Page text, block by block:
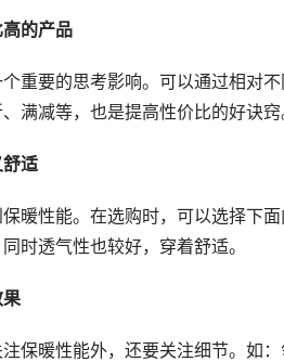
的产品
重要的思考影响。可以通过相对
满减等，也是提高性价比的好诀窍
适
暖性能。在选购时，可以选择下
时透气性也较好，穿着舒适。
保暖性能外，还要关注细节。如